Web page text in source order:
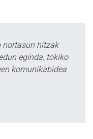
nortasun hitzak
eginda, tokiko
komunikabidea